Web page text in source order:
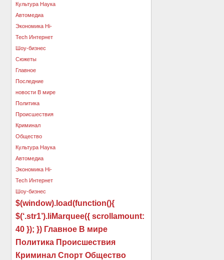
$(window).load(function(){
$(‘.str1’).liMarquee({ scrollamount:
40 }); }) Главное В мире
Политика Происшествия
Криминал Спорт Общество